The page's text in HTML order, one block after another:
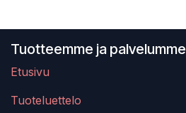
Tuotteemme ja palvelumme
Etusivu
Tuoteluettelo